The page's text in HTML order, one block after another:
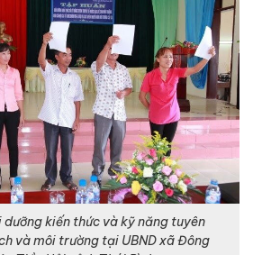
và môi trường tại UBND xã Đông
Tiền Hải, tỉnh Thái Bình
công và hoàn thành Đề án truyền
vệ sinh môi trường dành cho người
giai đoạn 2007 – 2010, được Hội
hiện đang được các cơ quan hữu
và triển khai thực hiện.
mục tiêu quốc gia về nước sạch
nông thôn, in ấn và phát hành 02 ấn
trường và Cuộc sống”. Phối hợp với
Truyền thông của Tổng cục Môi
và Môi trường in ấn, phát hành 400